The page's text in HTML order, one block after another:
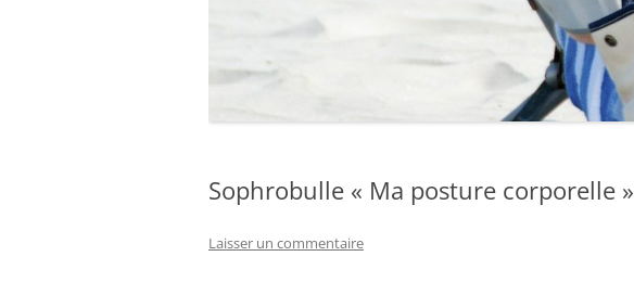
Sophrobulle « Ma posture corporelle »
Laisser un commentaire